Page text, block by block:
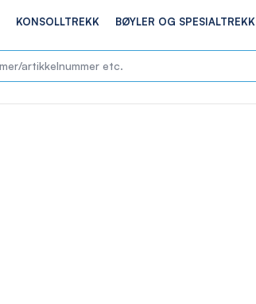
KONSOLLTREKK BØYLER OG SPESIALTREKK